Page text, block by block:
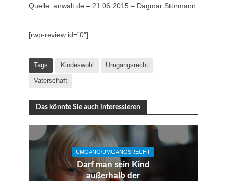
Quelle: anwalt.de – 21.06.2015 – Dagmar Störmann
[rwp-review id=”0″]
Tags Kindeswohl Umgangsrecht
Vaterschaft
Das könnte Sie auch interessieren
UMGANG/UMGANGSRECHT
Darf man sein Kind
außerhalb der